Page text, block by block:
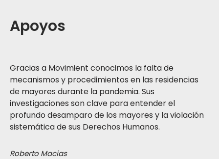
Apoyos
Gracias a Movimient conocimos la falta de
mecanismos y procedimientos en las residencias
de mayores durante la pandemia. Sus
investigaciones son clave para entender el
profundo desamparo de los mayores y la violación
sistemática de sus Derechos Humanos.
Roberto Macias